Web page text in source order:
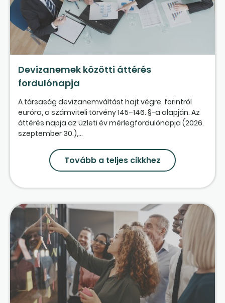
Devizanemek közötti áttérés
fordulónapja
A társaság devizanemváltást hajt végre, forintról
euróra, a számviteli törvény 145–146. §-a alapján. Az
áttérés napja az üzleti év mérlegfordulónapja (2026.
szeptember 30.),...
Tovább a teljes cikkhez